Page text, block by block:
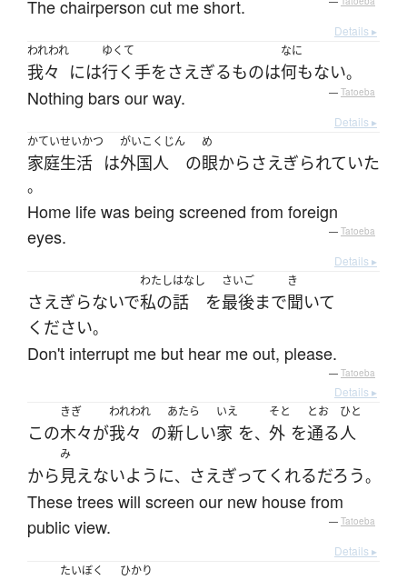
The chairperson cut me short.
Details ▸
われわれ
我々 には
ゆくて
行く手をさえぎるものは
なに
何もない。
Nothing bars our way. — Tatoeba
Details ▸
かていせいかつ
家庭生活 は
がいこくじん
外国人 の
め
眼からさえぎられていた
。
Home life was being screened from foreign
eyes.
— Tatoeba
Details ▸
さえぎらないで
わたし
私の
はなし
話 を
さいご
最後まで
き
聞いて
ください。
Don't interrupt me but hear me out, please.
— Tatoeba
Details ▸
この
きぎ
木々が
われわれ
我々 の
あたら
新しい
いえ
家 を、
そと
外 を
とお
通る
ひと
人
から
み
見えないように、 さえぎって くれるだろう。
These trees will screen our new house from
public view.
— Tatoeba
Details ▸
たいぼく ひかり